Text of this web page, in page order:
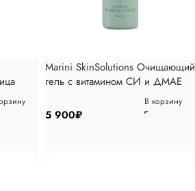
Marini SkinSolutions Очищающий
гель с витамином CИ и ДМАЕ
5 900₽
В корзину